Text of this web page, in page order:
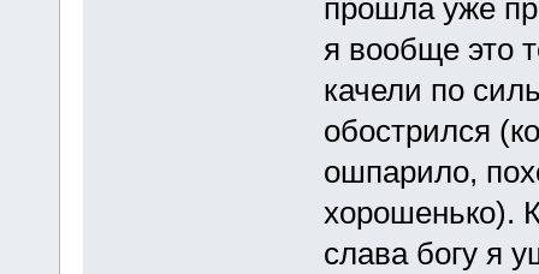
прошла уже
я вообще это
качели по
обострился
ошпарило,
хорошенько).
слава богу я